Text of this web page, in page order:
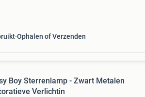
Ophalen of Verzenden
Boy Sterrenlamp - Zwart Metalen
Verlichtin